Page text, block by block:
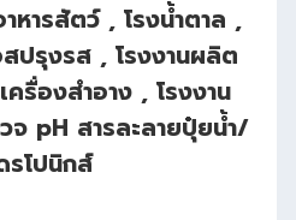
หารสัตว์ , โรงน้ำตาล ,
ปรุงรส , โรงงานผลิต
รื่องสำอาง , โรงงาน
pH สารละลายปุ๋ยน้ำ/
รโปนิกส์